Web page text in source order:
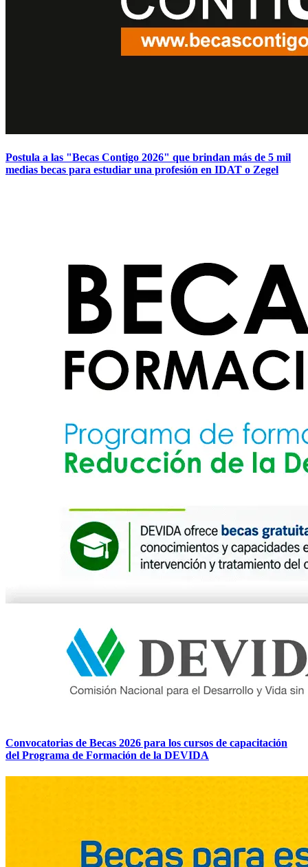
Postula a las "Becas Contigo 2026" que brindan más de 5 mil
medias becas para estudiar una profesión en IDAT o Zegel
Convocatorias de Becas 2026 para los cursos de capacitación
del Programa de Formación de la DEVIDA